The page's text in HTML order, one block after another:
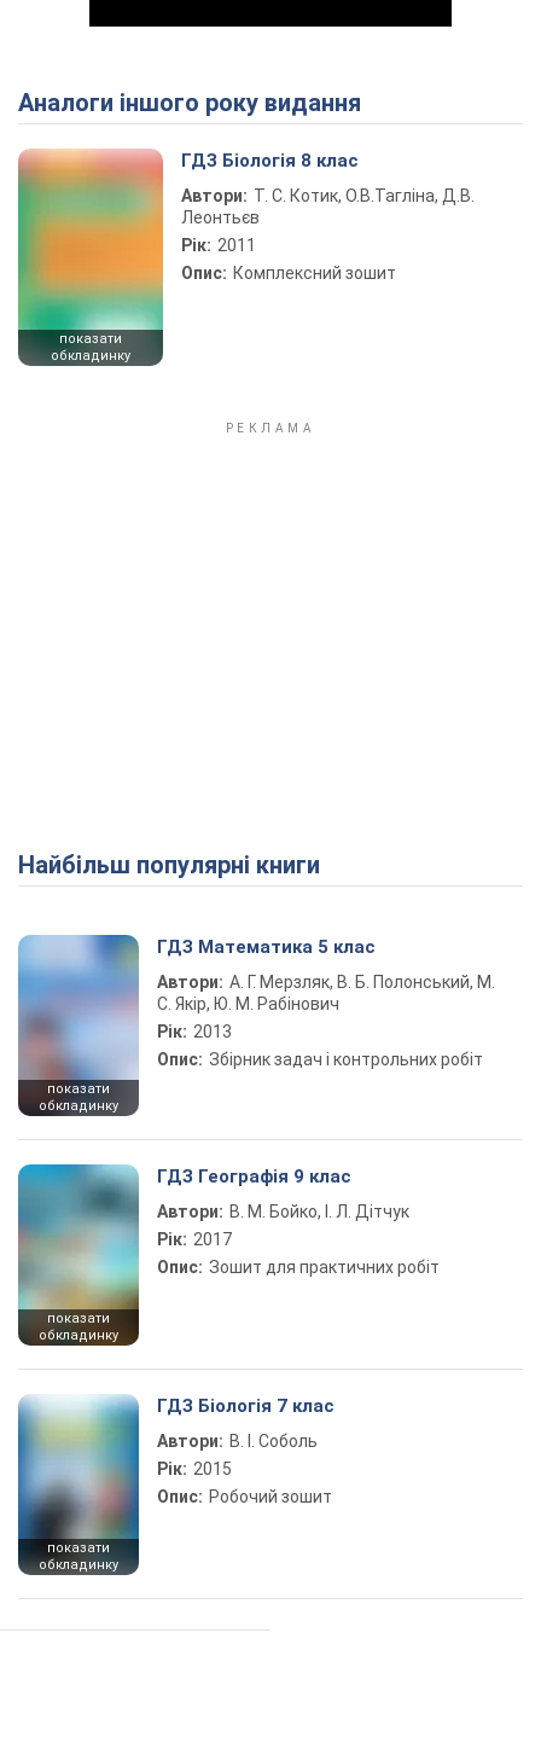
Play Video
Аналоги іншого року видання
показати
обкладинку
ГДЗ Біологія 8 клас
Автори: Т. С. Котик, О.В.Тагліна, Д.В.
Леонтьєв
Рік: 2011
Опис: Комплексний зошит
Найбільш популярні книги
показати
обкладинку
ГДЗ Математика 5 клас
Автори: А. Г. Мерзляк, В. Б. Полонський, М.
С. Якір, Ю. М. Рабінович
Рік: 2013
Опис: Збірник задач і контрольних робіт
показати
обкладинку
ГДЗ Географія 9 клас
Автори: В. М. Бойко, І. Л. Дітчук
Рік: 2017
Опис: Зошит для практичних робіт
показати
обкладинку
ГДЗ Біологія 7 клас
Автори: В. І. Соболь
Рік: 2015
Опис: Робочий зошит